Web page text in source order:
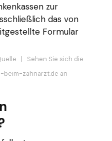
zur
das von
Formular
| Sehen Sie sich die
beim-zahnarzt.de an